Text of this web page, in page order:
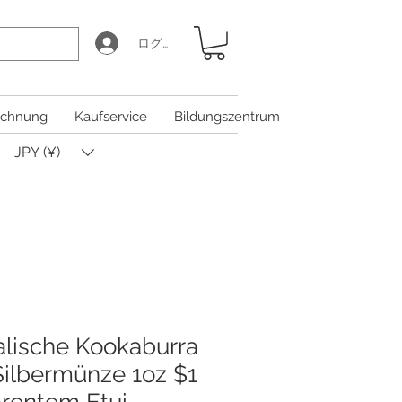
ログイン
Kaufservice Bildungszentrum
JPY (¥)
Kookaburra
1oz $1